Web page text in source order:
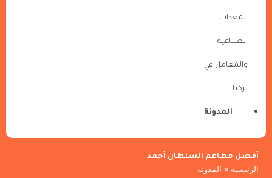
المعدات
الصناعية
والمعامل في
تركيا
المدونة
أفضل مطاعم السلطان أحمد
الرئيسية » المدونة